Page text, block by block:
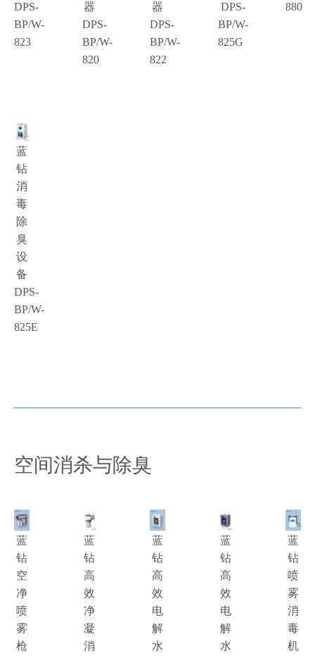
DPS-
BP/W-
823
器
DPS-
BP/W-
820
器
DPS-
BP/W-
822
DPS-
BP/W-
825G
880
蓝
钻
消
毒
除
臭
设
备
DPS-
BP/W-
825E
空间消杀与除臭
蓝
钻
空
净
喷
雾
枪
蓝
钻
高
效
净
凝
消
蓝
钻
高
效
电
解
水
蓝
钻
高
效
电
解
水
蓝
钻
喷
雾
消
毒
机